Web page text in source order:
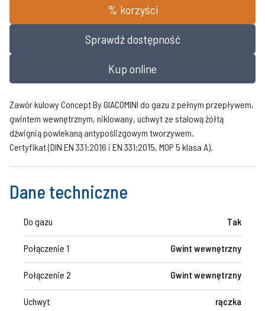
% korzyści
Sprawdź dostępność
Kup online
Zawór kulowy Concept By GIACOMINI do gazu z pełnym przepływem,
gwintem wewnętrznym, niklowany, uchwyt ze stalową żółtą
dźwignią powlekaną antypoślizgowym tworzywem.
Certyfikat (DIN EN 331:2016 i EN 331:2015, MOP 5 klasa A).
Dane techniczne
Do gazu Tak
Połączenie 1 Gwint wewnętrzny
Połączenie 2 Gwint wewnętrzny
Uchwyt rączka